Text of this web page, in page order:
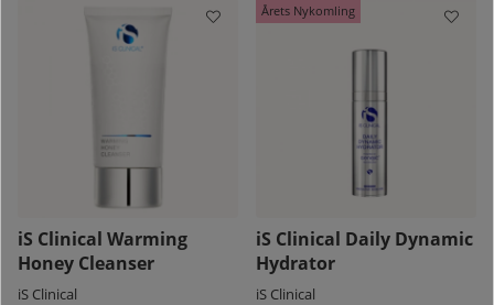
iS Clinical Warming
Honey Cleanser
iS Clinical
Årets Nykomling
iS Clinical Daily Dynamic
Hydrator
iS Clinical